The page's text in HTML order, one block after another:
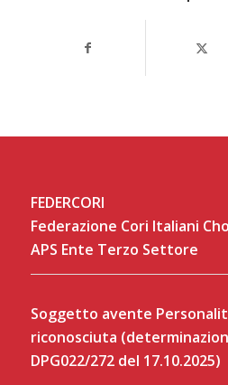
FEDERCORI
Federazione Cori Italiani
APS Ente Terzo Settore
Soggetto avente
riconosciuta
DPG022/272 del 17.10.2025)